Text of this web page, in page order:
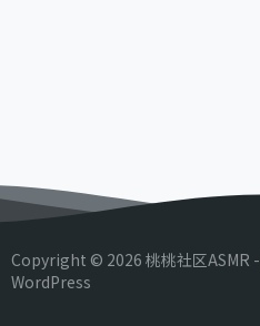
Copyright © 2026 桃桃社区ASMR -
WordPress